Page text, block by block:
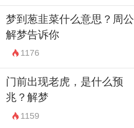
梦到葱韭菜什么意思？周公
解梦告诉你
1176
门前出现老虎，是什么预
兆？解梦
1159